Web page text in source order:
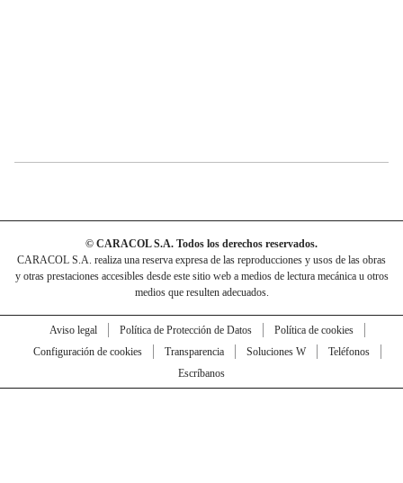
© CARACOL S.A. Todos los derechos reservados.
CARACOL S.A. realiza una reserva expresa de las reproducciones y usos de las obras
y otras prestaciones accesibles desde este sitio web a medios de lectura mecánica u otros
medios que resulten adecuados.
Aviso legal Política de Protección de Datos
Política de cookies
Configuración de cookies
Transparencia Soluciones W
Teléfonos
Escríbanos